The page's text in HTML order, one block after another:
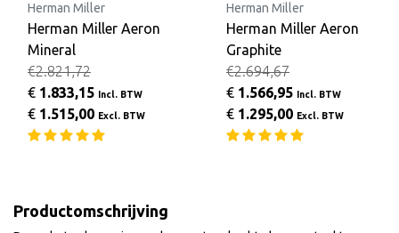
Herman Miller
Herman Miller Aeron
Mineral
€2.821,72
€ 1.833,15 Incl. BTW
€ 1.515,00 Excl. BTW
Herman Miller
Herman Miller Aeron
Graphite
€2.694,67
€ 1.566,95 Incl. BTW
€ 1.295,00 Excl. BTW
Productomschrijving